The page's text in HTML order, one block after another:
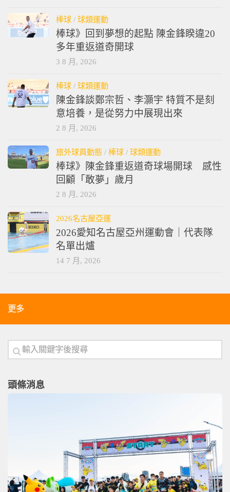
棒球 / 球類運動
棒球》回到夢想的起點 陳金鋒睽違20
多年重返道奇開球
3 8 月, 2026
棒球 / 球類運動
陳金鋒談鄭宗哲、李灝宇 特質不是刻
意培養，是從努力中展現出來
2 8 月, 2026
旅外球員動態 / 棒球 / 球類運動
棒球》陳金鋒重返道奇球場開球 感性
回顧「敢夢」歲月
2 8 月, 2026
2026名古屋亞運
2026愛知名古屋亞州運動會｜代表隊
名單出爐
14 7 月, 2026
更多
頭條消息